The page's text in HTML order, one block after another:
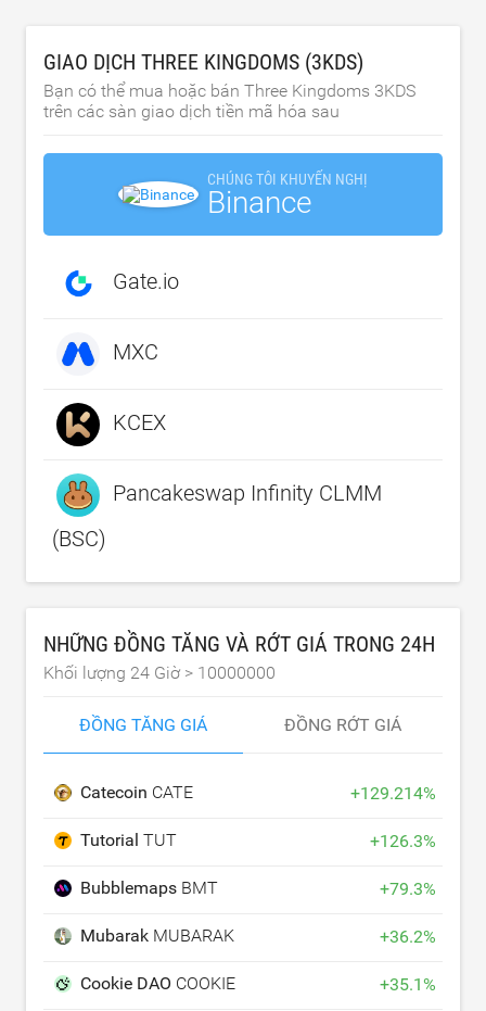
GIAO DỊCH THREE KINGDOMS (3KDS)
Bạn có thể mua hoặc bán Three Kingdoms 3KDS
trên các sàn giao dịch tiền mã hóa sau
CHÚNG TÔI KHUYẾN NGHỊ
Binance
Gate.io
MXC
KCEX
Pancakeswap Infinity CLMM
(BSC)
NHỮNG ĐỒNG TĂNG VÀ RỚT GIÁ TRONG 24H
Khối lượng 24 Giờ > 10000000
ĐỒNG TĂNG GIÁ ĐỒNG RỚT GIÁ
Catecoin CATE +129.214%
Tutorial TUT +126.3%
Bubblemaps BMT +79.3%
Mubarak MUBARAK +36.2%
Cookie DAO COOKIE +35.1%